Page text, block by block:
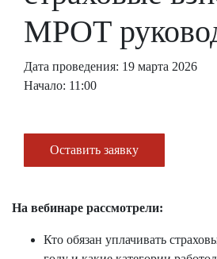
МРОТ
Дата проведения: 19 марта 2026
Начало: 11:00
Оставить заявку
На вебинаре рассмотрели:
Кто обязан уплачивать